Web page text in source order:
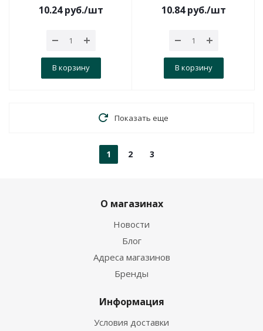
10.24руб./шт
В корзину
10.84руб./шт
В корзину
Показать еще
1 2 3
О магазинах
Новости
Блог
Адреса магазинов
Бренды
Информация
Условия доставки